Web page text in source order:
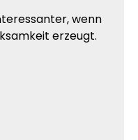
wenn
erzeugt.